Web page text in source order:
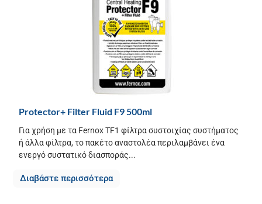
Protector+ Filter Fluid F9 500ml
Για χρήση με τα Fernox TF1 φίλτρα συστοιχίας συστήματος
ή άλλα φίλτρα, το πακέτο αναστολέα περιλαμβάνει ένα
ενεργό συστατικό διασποράς...
Διαβάστε περισσότερα